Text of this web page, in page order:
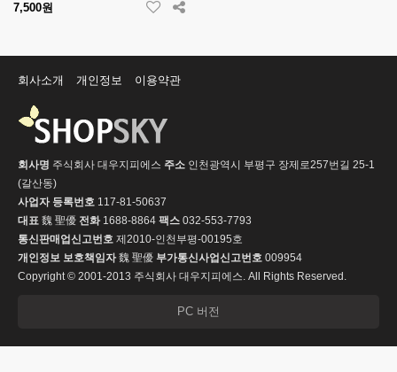
7,500원
회사소개 개인정보 이용약관
회사명 주식회사 대우지피에스 주소 인천광역시 부평구 장제로257번길 25-1
(갈산동)
사업자 등록번호 117-81-50637
대표 魏 聖優 전화1688-8864 팩스 032-553-7793
통신판매업신고번호 제2010-인천부평-00195호
개인정보 보호책임자魏 聖優 부가통신사업신고번호 009954
Copyright © 2001-2013 주식회사 대우지피에스. All Rights Reserved.
PC 버전